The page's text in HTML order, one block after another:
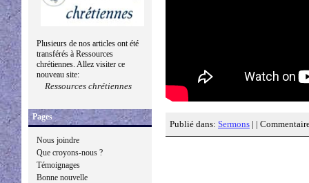
Plusieurs de nos articles ont été
transférés à Ressources
chrétiennes. Allez visiter ce
nouveau site:
Ressources chrétiennes
Pages
Nous joindre
Que croyons-nous ?
Témoignages
Bonne nouvelle
Publié dans: Sermons | |